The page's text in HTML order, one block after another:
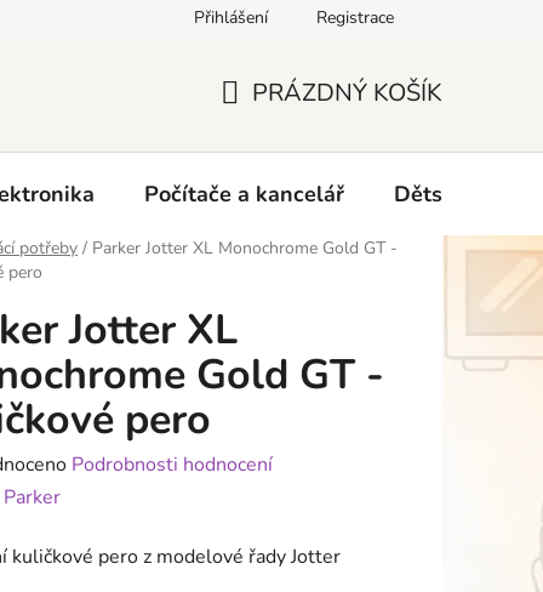
Přihlášení Registrace
KOŠÍK
PRÁZDNÝ KOŠÍK
Počítače a kancelář Dětské zboží
potřeby / Parker Jotter XL Monochrome Gold GT -
pero
Jotter XL
Gold GT -
pero
Podrobnosti hodnocení
Parker
kuličkové pero z modelové řady Jotter